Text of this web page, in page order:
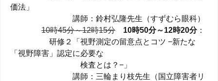
価法」
講師：鈴村弘隆先生（すずむら眼科）
10時45分～12時15分
10時50分～12時20分：
研修２「視野測定の留意点とコツ −新たな
「視野障害」認定に必要な
検査とは？−」
講師：三輪まり枝先生（国立障害者リ